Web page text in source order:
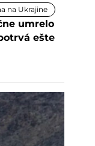
na Ukrajine
umrelo
ešte